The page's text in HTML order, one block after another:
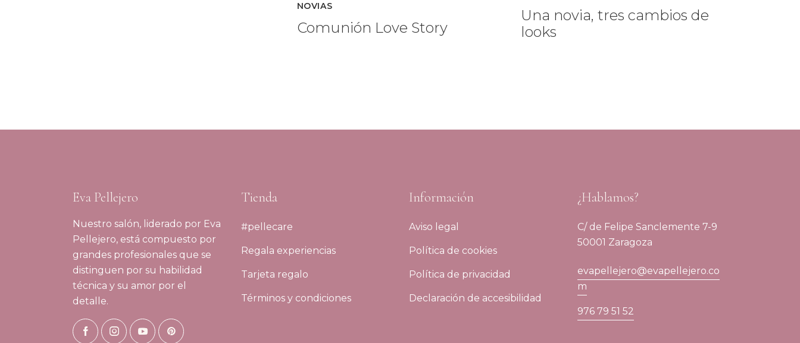
NOVIAS
Comunión Love Story
Una novia, tres cambios de
looks
Eva Pellejero
Nuestro salón, liderado por Eva
Pellejero, está compuesto por
grandes profesionales que se
distinguen por su habilidad
técnica y su amor por el
detalle.
Tienda
#pellecare
Regala experiencias
Tarjeta regalo
Términos y condiciones
Información
Aviso legal
Política de cookies
Política de privacidad
Declaración de accesibilidad
¿Hablamos?
C/ de Felipe Sanclemente 7-9
50001 Zaragoza
evapellejero@evapellejero.co
m
976 79 51 52